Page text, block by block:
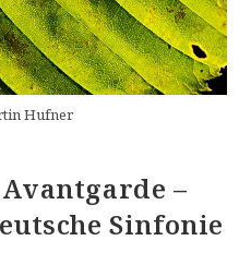
Hufner
–
Sinfonie